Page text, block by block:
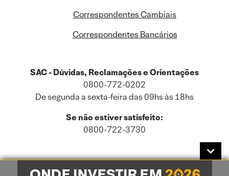
Correspondentes Cambiais
Correspondentes Bancários
SAC - Dúvidas, Reclamações e Orientações
0800-772-0202
De segunda a sexta-feira das 09hs às 18hs
Se não estiver satisfeito:
0800-722-3730
Este site usa cookies e dados pessoais de acordo com a nossaPolítica de